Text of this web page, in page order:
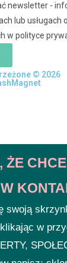
newsletter -
lub usługach
w polityce
© 2026
ŻE
W
swoją
w